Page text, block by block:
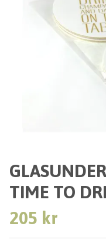
TIME TO
205 kr